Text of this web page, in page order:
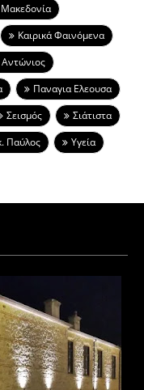
Καιρικά Φαινόμενα
Αντώνιος
Παναγια Ελεουσα
Σεισμός
Σιάτιστα
Παύλος Υγεία